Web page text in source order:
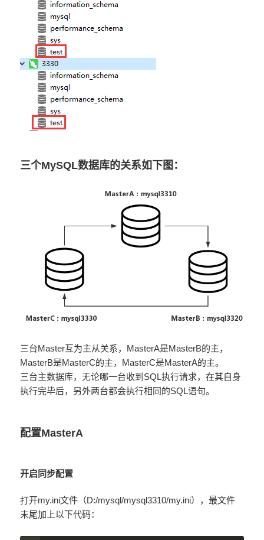
三个MySQL数据库的关系如下图：
三台Master互为主从关系，MasterA是MasterB的主，
MasterB是MasterC的主，MasterC是MasterA的主。
三台主数据库，无论哪一台收到SQL执行请求，在其自身
执行完毕后，另外两台都会执行相同的SQL语句。
配置MasterA
开启同步配置
打开my.ini文件（D:/mysql/mysql3310/my.ini），最文件
末尾加上以下代码：